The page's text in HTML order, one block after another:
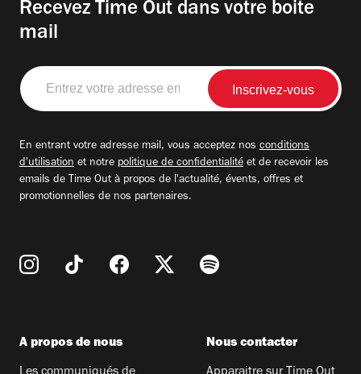
Recevez Time Out dans votre boite
mail
Entrez
votre
adresse
En entrant votre adresse mail, vous acceptez nos conditions
d'utilisation et notre politique de confidentialité et de recevoir les
emails de Time Out à propos de l'actualité, évents, offres et
promotionnelles de nos partenaires.
A propos de nous Nous contacter